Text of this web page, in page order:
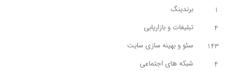
1
برندینگ
4
تبلیغات و بازاریابی
143
سئو و بهینه سازی سایت
4
شبکه های اجتماعی